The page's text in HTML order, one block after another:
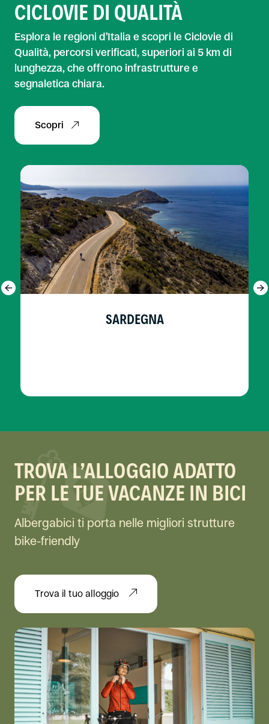
CICLOVIE DI QUALITÀ
Esplora le regioni d’Italia e scopri le Ciclovie di
Qualità, percorsi verificati, superiori ai 5 km di
lunghezza, che offrono infrastrutture e
segnaletica chiara.
Scopri
SARDEGNA
TROVA L’ALLOGGIO ADATTO
PER LE TUE VACANZE IN BICI
Albergabici ti porta nelle migliori strutture
bike-friendly
Trova il tuo alloggio